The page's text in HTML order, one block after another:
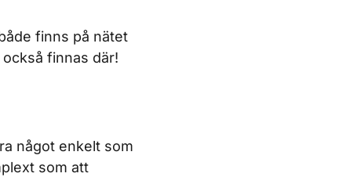
finns på nätet
finnas där!
något enkelt som
som att